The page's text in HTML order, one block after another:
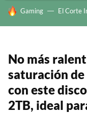
HOY SE HABLA DE
Gaming El Corte
No más
saturación de
con este
2TB, ideal